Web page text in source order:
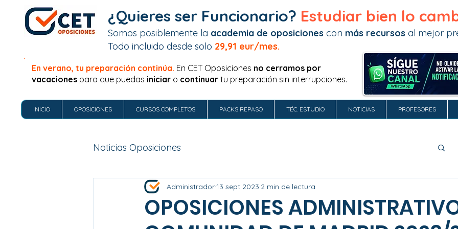
¿Quieres ser Funcionario? Estudiar bien lo
Somos posiblemente la academia de oposiciones con más recursos al mejor
Todo incluido desde solo 29,91 eur/mes.
En verano, tu preparación continúa. En CET Oposiciones no cerramos por
vacaciones para que puedas iniciar o continuar tu preparación sin interrupciones.
INICIO OPOSICIONES CURSOS COMPLETOS PACKS REPASO TÉC. ESTUDIO NOTICIAS PROFESORES
Noticias Oposiciones
OPOSICIONES
Administrador13 sept 2023 2 min de lectura